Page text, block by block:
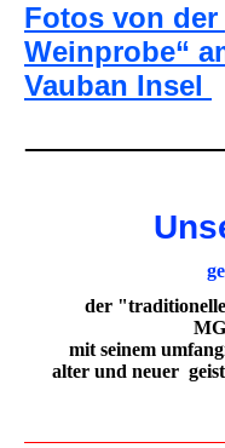
Fotos von
Weinprobe“
Vauban Insel
der
mit seinem
alter und neuer